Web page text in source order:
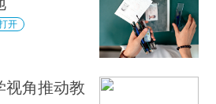
开
视角推动教